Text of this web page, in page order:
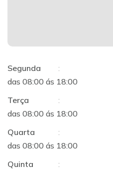
Segunda
:
das 08:00 ás 18:00
Terça
:
das 08:00 ás 18:00
Quarta
:
das 08:00 ás 18:00
Quinta
: